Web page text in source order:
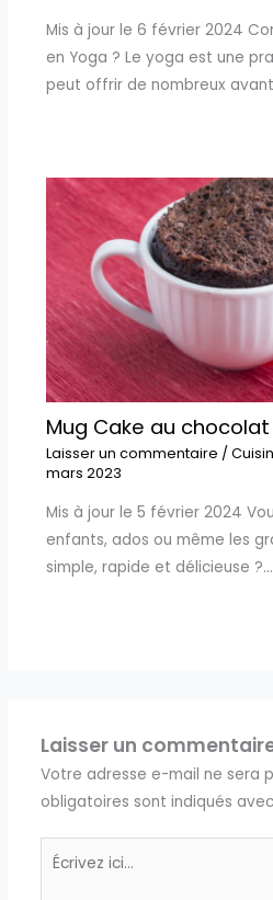
Mis à jour le 6 février 2024
en Yoga ? Le yoga est une
peut offrir de nombreux
Mug Cake au chocolat
Laisser un commentaire /
mars 2023
Mis à jour le 5 février 2024
enfants, ados ou même les
simple, rapide et délicieuse ?…
Laisser un
Votre adresse e-mail ne sera
obligatoires sont indiqués avec
Écrivez